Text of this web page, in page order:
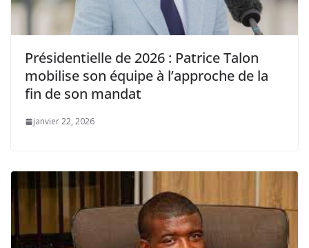
Présidentielle de 2026 : Patrice Talon
mobilise son équipe à l’approche de la
fin de son mandat
janvier 22, 2026